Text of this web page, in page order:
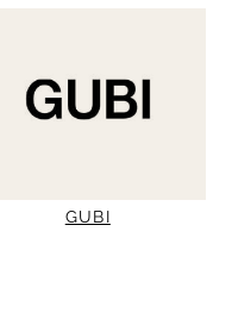
GUBI